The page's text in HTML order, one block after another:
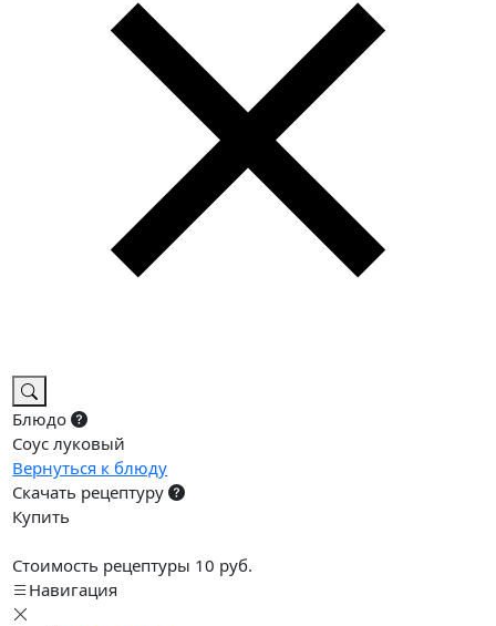
Блюдо
Соус луковый
Вернуться к блюду
Скачать рецептуру
Купить
Стоимость рецептуры 10 руб.
Навигация